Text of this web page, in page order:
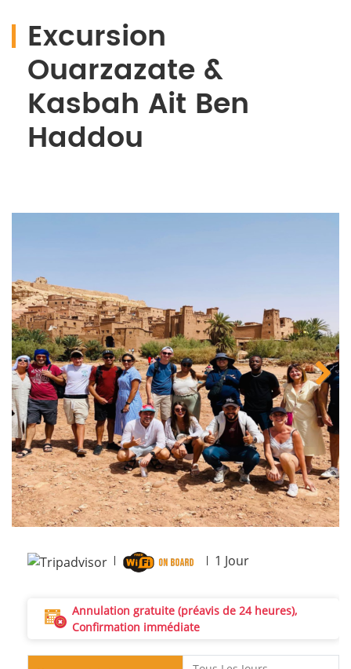
Excursion
Ouarzazate &
Kasbah Ait Ben
Haddou
Next
1 Jour
Annulation gratuite (préavis de 24 heures),
Confirmation immédiate